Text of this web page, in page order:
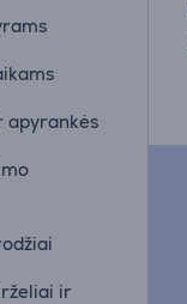
apyrankės
ir